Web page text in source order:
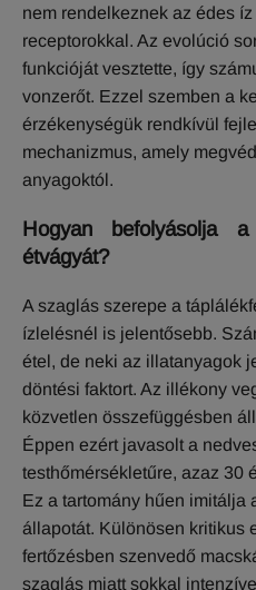
nem rendelkeznek az édes
receptorokkal. Az evolúció
funkcióját vesztette, így
vonzerőt. Ezzel szemben a
érzékenységük rendkívül
mechanizmus, amely
anyagoktól.
Hogyan befolyásolja
étvágyát?
A szaglás szerepe a
ízlelésnél is jelentősebb.
étel, de neki az illatanyagok
döntési faktort. Az illékony
közvetlen összefüggésben
Éppen ezért javasolt a
testhőmérsékletűre, azaz 30
Ez a tartomány hűen imitálja
állapotát. Különösen kritikus
fertőzésben szenvedő
szaglás miatt sokkal